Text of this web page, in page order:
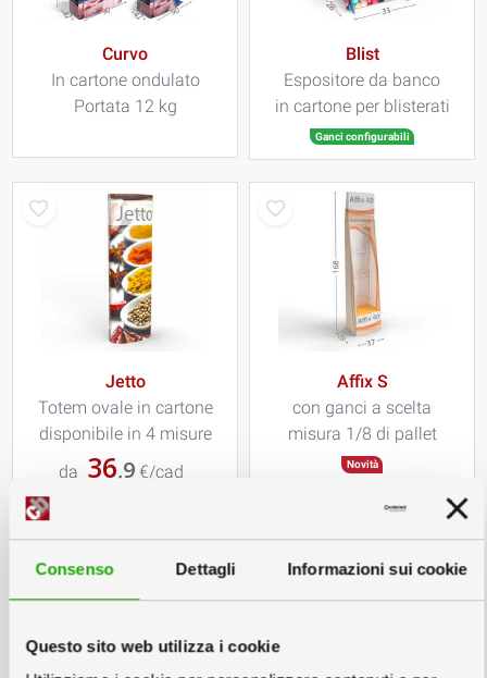
Consenso Dettagli Informazioni sui cookie
Questo sito web utilizza i cookie
Curvo
In cartone ondulato
Portata 12 kg
Blist
Espositore da banco
in cartone per blisterati
Ganci configurabili
Jetto
Totem ovale in cartone
disponibile in 4 misure
da 36,9€/cad
Affix S
con ganci a scelta
misura 1/8 di pallet
Novità